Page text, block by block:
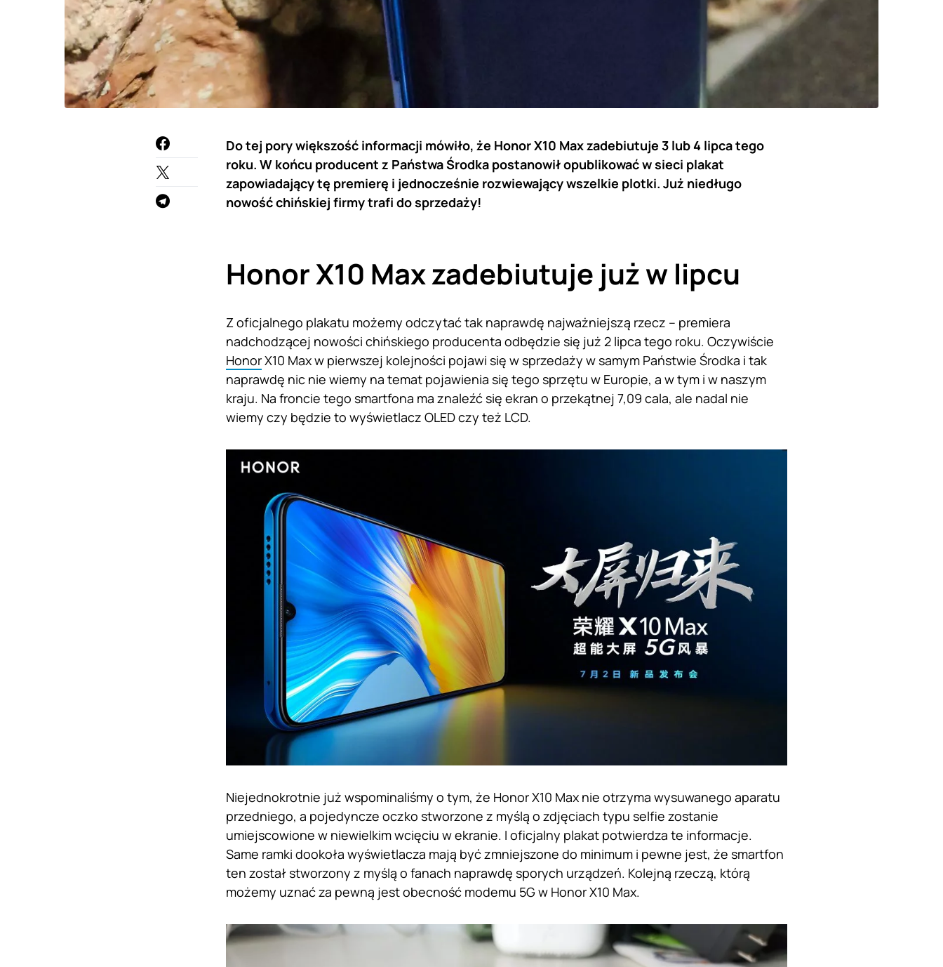
Do tej pory większość informacji mówiło, że Honor X10 Max zadebiutuje 3 lub 4 lipca tego
roku. W końcu producent z Państwa Środka postanowił opublikować w sieci plakat
zapowiadający tę premierę i jednocześnie rozwiewający wszelkie plotki. Już niedługo
nowość chińskiej firmy trafi do sprzedaży!
Honor X10 Max zadebiutuje już w lipcu
Z oficjalnego plakatu możemy odczytać tak naprawdę najważniejszą rzecz – premiera
nadchodzącej nowości chińskiego producenta odbędzie się już 2 lipca tego roku. Oczywiście
HonorX10 Max w pierwszej kolejności pojawi się w sprzedaży w samym Państwie Środka i tak
naprawdę nic nie wiemy na temat pojawienia się tego sprzętu w Europie, a w tym i w naszym
kraju. Na froncie tego smartfona ma znaleźć się ekran o przekątnej 7,09 cala, ale nadal nie
wiemy czy będzie to wyświetlacz OLED czy też LCD.
Niejednokrotnie już wspominaliśmy o tym, że Honor X10 Max nie otrzyma wysuwanego aparatu
przedniego, a pojedyncze oczko stworzone z myślą o zdjęciach typu selfie zostanie
umiejscowione w niewielkim wcięciu w ekranie. I oficjalny plakat potwierdza te informacje.
Same ramki dookoła wyświetlacza mają być zmniejszone do minimum i pewne jest, że smartfon
ten został stworzony z myślą o fanach naprawdę sporych urządzeń. Kolejną rzeczą, którą
możemy uznać za pewną jest obecność modemu 5G w Honor X10 Max.